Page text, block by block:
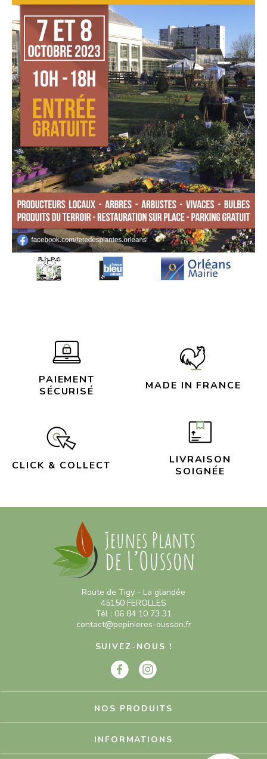
PAIEMENT
SÉCURISÉ
MADE IN FRANCE
CLICK & COLLECT
LIVRAISON
SOIGNÉE
Route de Tigy - La glandée
45150 FEROLLES
Tél : 06 84 10 73 31
contact@pepinieres-ousson.fr
SUIVEZ-NOUS !
NOS PRODUITS
INFORMATIONS